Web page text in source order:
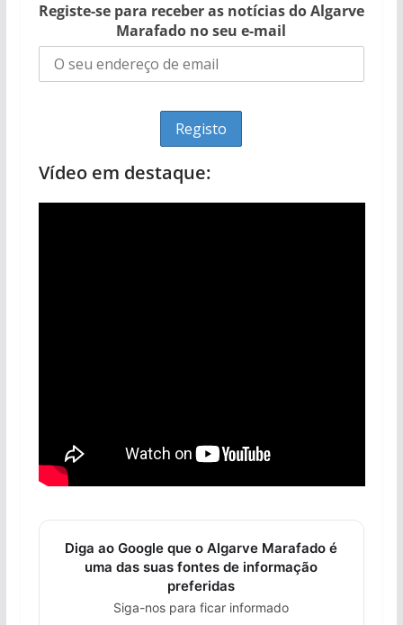
Registe-se para receber as notícias do Algarve
Marafado no seu e-mail
Vídeo em destaque:
Diga ao Google que o Algarve Marafado é
uma das suas fontes de informação
preferidas
Siga-nos para ficar informado